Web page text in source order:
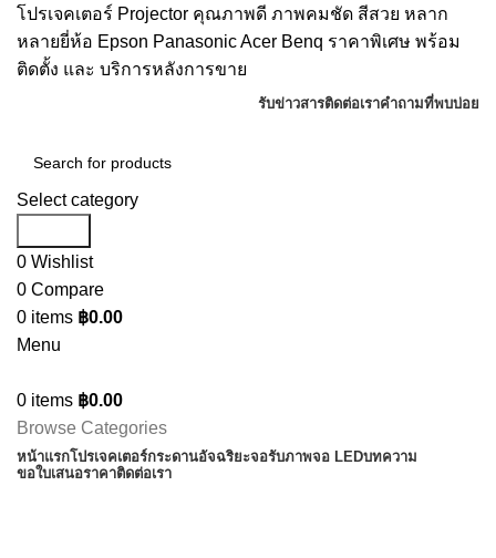
โปรเจคเตอร์ Projector คุณภาพดี ภาพคมชัด สีสวย หลาก
หลายยี่ห้อ Epson Panasonic Acer Benq ราคาพิเศษ พร้อม
ติดตั้ง และ บริการหลังการขาย
รับข่าวสารติดต่อเราคำถามที่พบบ่อย
Select category
0 Wishlist
0 Compare
0 items ฿0.00
Menu
0 items ฿0.00
Browse Categories
หน้าแรกโปรเจคเตอร์กระดานอัจฉริยะจอรับภาพจอ LEDบทความ
ขอใบเสนอราคาติดต่อเรา